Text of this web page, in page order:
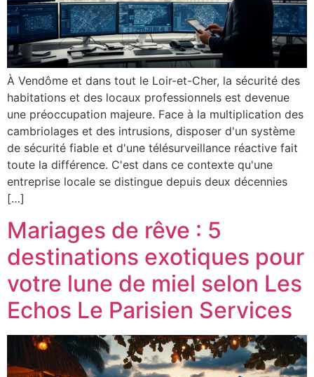
À Vendôme et dans tout le Loir-et-Cher, la sécurité des
habitations et des locaux professionnels est devenue
une préoccupation majeure. Face à la multiplication des
cambriolages et des intrusions, disposer d'un système
de sécurité fiable et d'une télésurveillance réactive fait
toute la différence. C'est dans ce contexte qu'une
entreprise locale se distingue depuis deux décennies
[…]
Mariages de rêve : 5
destinations exotiques pour
votre lune de miel selon Les
Echos Le Parisien Services